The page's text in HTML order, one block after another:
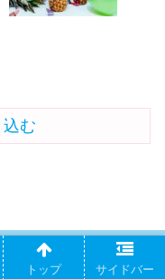
む
トップ サイドバー